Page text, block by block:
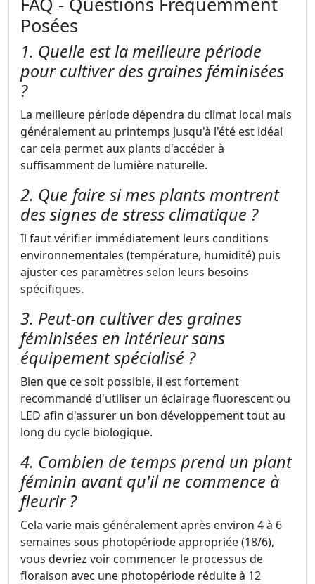
Posées
1. Quelle est la meilleure période
pour cultiver des graines féminisées
?
La meilleure période dépendra du climat local mais
généralement au printemps jusqu'à l'été est idéal
car cela permet aux plants d'accéder à
suffisamment de lumière naturelle.
2. Que faire si mes plants montrent
des signes de stress climatique ?
Il faut vérifier immédiatement leurs conditions
environnementales (température, humidité) puis
ajuster ces paramètres selon leurs besoins
spécifiques.
3. Peut-on cultiver des graines
féminisées en intérieur sans
équipement spécialisé ?
Bien que ce soit possible, il est fortement
recommandé d'utiliser un éclairage fluorescent ou
LED afin d'assurer un bon développement tout au
long du cycle biologique.
4. Combien de temps prend un plant
féminin avant qu'il ne commence à
fleurir ?
Cela varie mais généralement après environ 4 à 6
semaines sous photopériode appropriée (18/6),
vous devriez voir commencer le processus de
floraison avec une photopériode réduite à 12